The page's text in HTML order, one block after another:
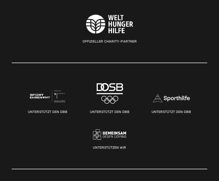
OFFIZIELLER CHARITY-PARTNER
UNTERSTÜTZT DEN DBB UNTERSTÜTZT DEN DBB UNTERSTÜTZT DEN DBB
UNTERSTÜTZEN WIR